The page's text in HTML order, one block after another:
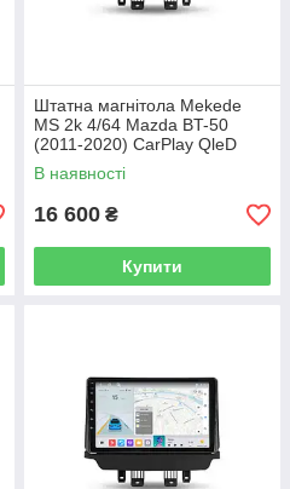
Штатна магнітола Mekede
MS 2k 4/64 Mazda BT-50
(2011-2020) CarPlay QleD
В наявності
16 600 ₴
Купити